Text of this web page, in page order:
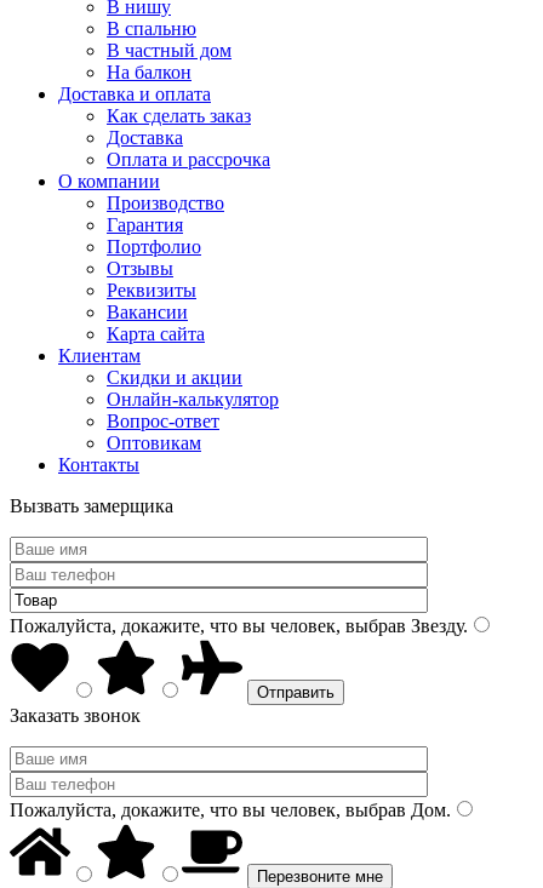
В нишу
В спальню
В частный дом
На балкон
Доставка и оплата
Как сделать заказ
Доставка
Оплата и рассрочка
О компании
Производство
Гарантия
Портфолио
Отзывы
Реквизиты
Вакансии
Карта сайта
Клиентам
Скидки и акции
Онлайн-калькулятор
Вопрос-ответ
Оптовикам
Контакты
Вызвать замерщика
Пожалуйста, докажите, что вы человек, выбрав Звезду.
Заказать звонок
Пожалуйста, докажите, что вы человек, выбрав Дом.